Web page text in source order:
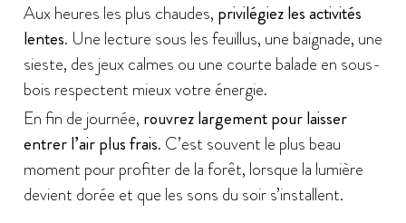
Aux heures les plus chaudes, privilégiez les activités
lentes. Une lecture sous les feuillus, une baignade, une
sieste, des jeux calmes ou une courte balade en sous-
bois respectent mieux votre énergie.
En fin de journée, rouvrez largement pour laisser
entrer l’air plus frais. C’est souvent le plus beau
moment pour profiter de la forêt, lorsque la lumière
devient dorée et que les sons du soir s’installent.